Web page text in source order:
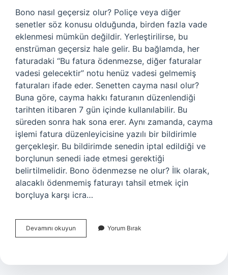
Bono nasıl geçersiz olur? Poliçe veya diğer
senetler söz konusu olduğunda, birden fazla vade
eklenmesi mümkün değildir. Yerleştirilirse, bu
enstrüman geçersiz hale gelir. Bu bağlamda, her
faturadaki “Bu fatura ödenmezse, diğer faturalar
vadesi gelecektir” notu henüz vadesi gelmemiş
faturaları ifade eder. Senetten cayma nasıl olur?
Buna göre, cayma hakkı faturanın düzenlendiği
tarihten itibaren 7 gün içinde kullanılabilir. Bu
süreden sonra hak sona erer. Aynı zamanda, cayma
işlemi fatura düzenleyicisine yazılı bir bildirimle
gerçekleşir. Bu bildirimde senedin iptal edildiği ve
borçlunun senedi iade etmesi gerektiği
belirtilmelidir. Bono ödenmezse ne olur? İlk olarak,
alacaklı ödenmemiş faturayı tahsil etmek için
borçluya karşı icra…
Devamını okuyun
Nasıl
Yorum Bırak